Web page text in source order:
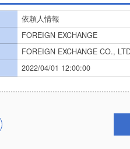
依頼人情報
FOREIGN EXCHANGE
FOREIGN EXCHANGE CO.,
2022/04/01 12:00:00